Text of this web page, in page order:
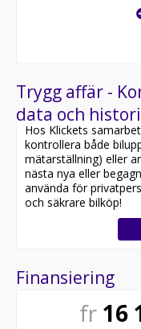
Trygg affär -
data och
Hos Klickets
kontrollera både
mätarställning) eller
nästa nya eller
använda för
och säkrare bilköp!
Finansiering
fr 16